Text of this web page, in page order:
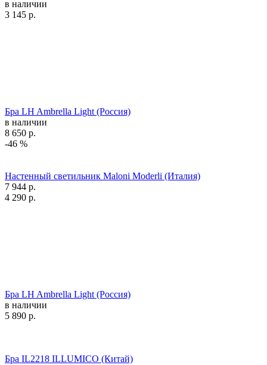
в наличии
3 145 р.
Бра LH Ambrella Light (Россия)
в наличии
8 650 р.
-46 %
Настенный светильник Maloni Moderli (Италия)
7 944 р.
4 290 р.
Бра LH Ambrella Light (Россия)
в наличии
5 890 р.
Бра IL2218 ILLUMICO (Китай)